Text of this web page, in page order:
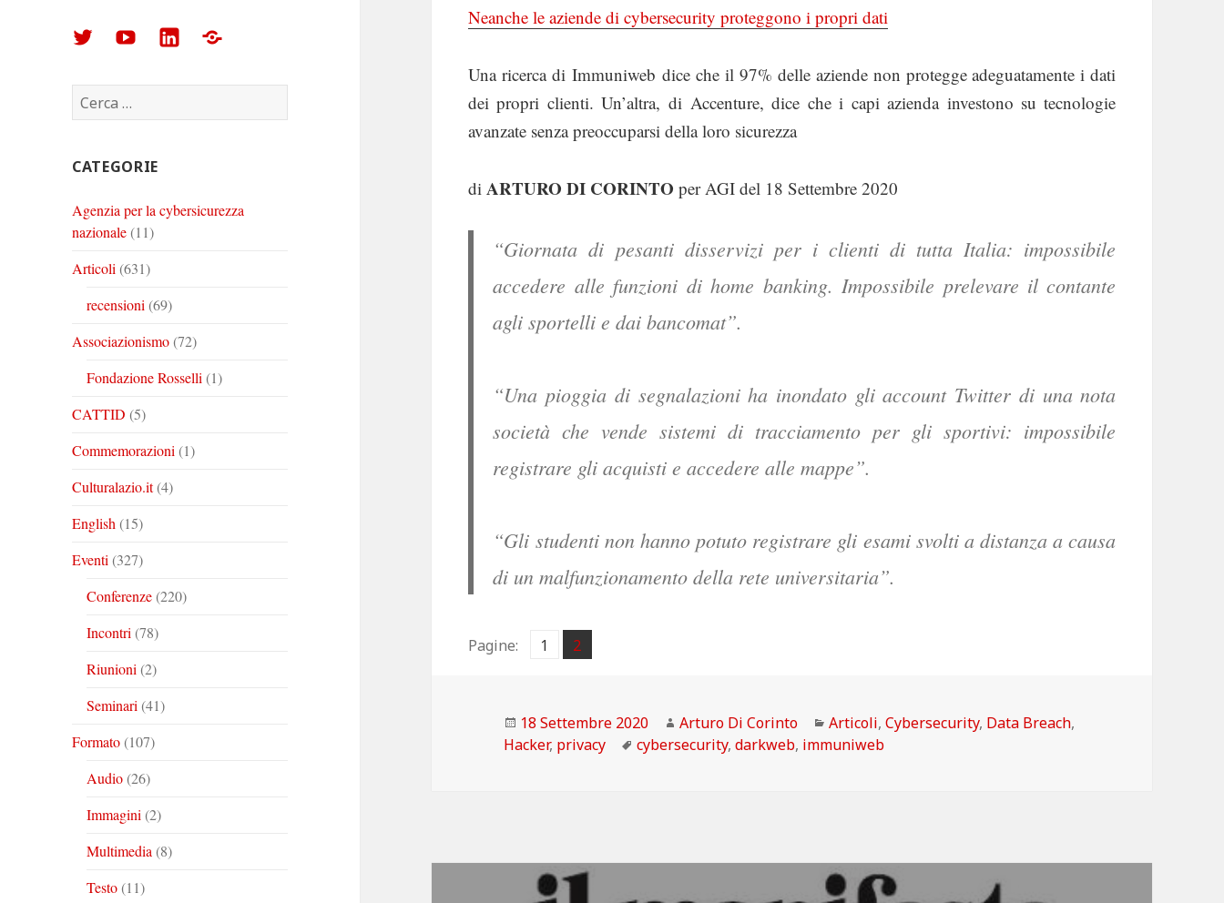
Arturo
Corinto
su
Arturo
Corinto
su
Arturo
su
Foto
Ricerca
per:
CATEGORIE
Agenzia per la cybersicurezza
nazionale(11)
Articoli (631)
recensioni (69)
Associazionismo(72)
Fondazione Rosselli (1)
CATTID (5)
Commemorazioni (1)
Culturalazio.it(4)
English (15)
Eventi (327)
Conferenze(220)
Incontri (78)
Riunioni (2)
Seminari (41)
Formato(107)
Audio(26)
Immagini (2)
Multimedia (8)
Testo(11)
Neanche le aziende di cybersecurity proteggono i propri dati
Una ricerca di Immuniweb dice che il 97% delle aziende non protegge adeguatamente i dati
dei propri clienti. Un’altra, di Accenture, dice che i capi azienda investono su tecnologie
avanzate senza preoccuparsi della loro sicurezza
di ARTURO DI CORINTO per AGI del 18 Settembre 2020
“Giornata di pesanti disservizi per i clienti di tutta Italia: impossibile
accedere alle funzioni di home banking. Impossibile prelevare il contante
agli sportelli e dai bancomat”.
“Una pioggia di segnalazioni ha inondato gli account Twitter di una nota
società che vende sistemi di tracciamento per gli sportivi: impossibile
registrare gli acquisti e accedere alle mappe”.
“Gli studenti non hanno potuto registrare gli esami svolti a distanza a causa
di un malfunzionamento della rete universitaria”.
Pagine: Pagina
1 ,
Pagina
2
Scritto
il
18 Settembre 2020 Autore
Arturo Di Corinto Categorie
Articoli,Cybersecurity, Data Breach,
Hacker, privacy Tag
cybersecurity,darkweb, immuniweb